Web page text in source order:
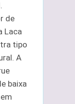
de
Laca
tipo
A
baixa